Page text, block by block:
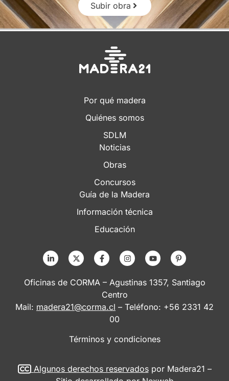
Subir obra
Por qué madera
Quiénes somos
SDLM
Noticias
Obras
Concursos
Guía de la Madera
Información técnica
Educación
Oficinas de CORMA – Agustinas 1357, Santiago
Centro
Mail: madera21@corma.cl – Teléfono: +56 2331 42
00
Términos y condiciones
Algunos derechos reservadospor Madera21 –